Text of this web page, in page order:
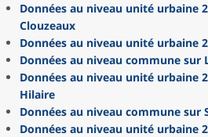
Données au niveau unité urbaine
Clouzeaux
Données au niveau unité urbaine
Données au niveau commune sur
Données au niveau unité urbaine
Hilaire
Données au niveau commune sur
Données au niveau unité urbaine